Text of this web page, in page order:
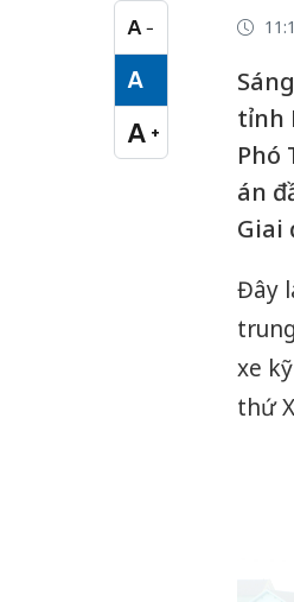
A −
Cỡ chữ nhỏ
A
Cỡ chữ vừa
A +
Cỡ chữ lớn
tỉnh
Phó
án
Giai
Đây
xe
thứ